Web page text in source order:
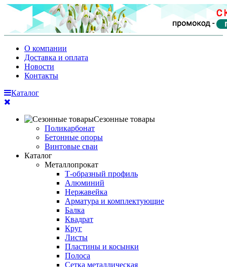
О компании
Доставка и оплата
Новости
Контакты
Каталог
Сезонные товары
Поликарбонат
Бетонные опоры
Винтовые сваи
Каталог
Металлопрокат
Т-образный профиль
Алюминий
Нержавейка
Арматура и комплектующие
Балка
Квадрат
Круг
Листы
Пластины и косынки
Полоса
Сетка металлическая